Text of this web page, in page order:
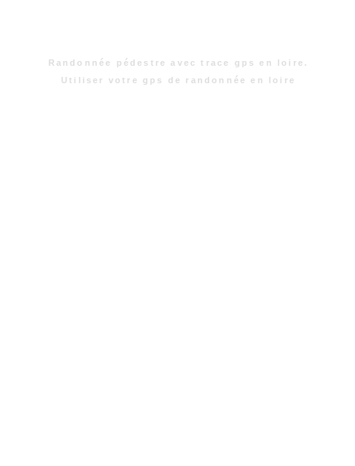
Randonnée pédestre avec trace gps en loire.
Utiliser votre gps de randonnée en loire